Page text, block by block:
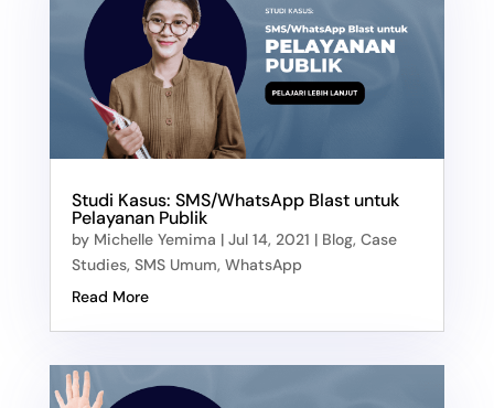
Studi Kasus: SMS/WhatsApp Blast untuk
Pelayanan Publik
by Michelle Yemima | Jul 14, 2021 | Blog, Case
Studies, SMS Umum, WhatsApp
Read More